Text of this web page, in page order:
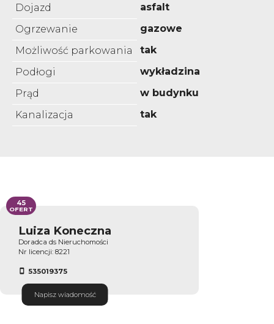
Dojazd
asfalt
Ogrzewanie
gazowe
Możliwość parkowania
tak
Podłogi
wykładzina
Prąd
w budynku
Kanalizacja
tak
Luiza Koneczna
Doradca ds Nieruchomości
Nr licencji: 8221
535019375
Napisz wiadomość
45
OFERT